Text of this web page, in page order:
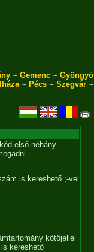
~ Gemenc ~
~ Pécs~ Szegvár~
első néhány
is kereshető ;-vel
kötőjellel
kereshető